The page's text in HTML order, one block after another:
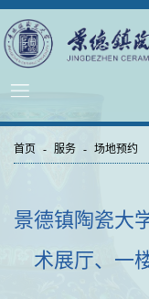
首页 - 服务 - 场地预约
景德镇陶瓷大
术展厅、一